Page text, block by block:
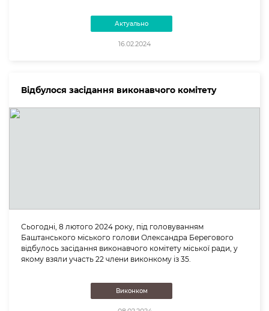
Актуально
16.02.2024
Відбулося засідання виконавчого комітету
Сьогодні, 8 лютого 2024 року, під головуванням
Баштанського міського голови Олександра Берегового
відбулось засідання виконавчого комітету міської ради, у
якому взяли участь 22 члени виконкому із 35.
Виконком